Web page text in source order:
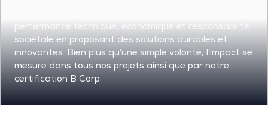
performance technique, économique et responsabilité
sociétale en proposant des solutions durables et
innovantes. Bien plus qu’une simple volonté, l’impact se
mesure dans tous nos projets ainsi que par notre
certification B Corp.